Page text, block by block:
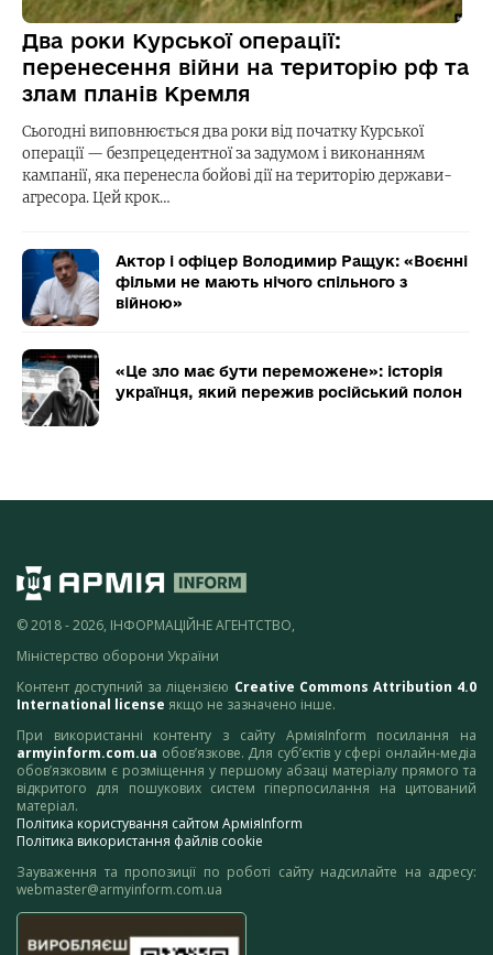
Два роки Курської операції:
перенесення війни на територію рф та
злам планів Кремля
Сьогодні виповнюється два роки від початку Курської
операції — безпрецедентної за задумом і виконанням
кампанії, яка перенесла бойові дії на територію держави-
агресора. Цей крок…
Актор і офіцер Володимир Ращук: «Воєнні
фільми не мають нічого спільного з
війною»
«Це зло має бути переможене»: історія
українця, який пережив російський полон
© 2018 - 2026, ІНФОРМАЦІЙНЕ АГЕНТСТВО,
Міністерство оборони України
Контент доступний за ліцензією Creative Commons Attribution 4.0
International license якщо не зазначено інше.
При використанні контенту з сайту АрміяInform посилання на
armyinform.com.ua обов’язкове. Для суб’єктів у сфері онлайн-медіа
обов’язковим є розміщення у першому абзаці матеріалу прямого та
відкритого для пошукових систем гіперпосилання на цитований
матеріал.
Політика користування сайтом АрміяInform
Політика використання файлів cookie
Зауваження та пропозиції по роботі сайту надсилайте на адресу:
webmaster@armyinform.com.ua